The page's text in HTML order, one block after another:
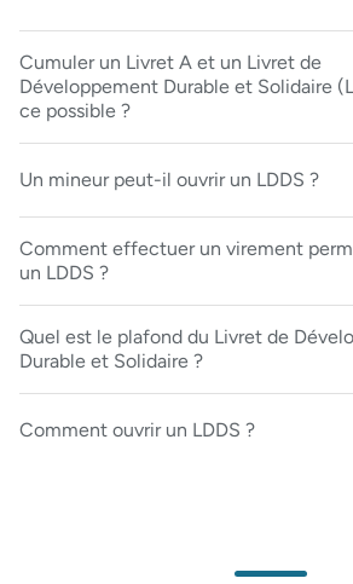
Cumuler un Livret A et un Livret de
Développement Durable et Solidaire
ce possible ?
Un mineur peut-il ouvrir un LDDS ?
Comment effectuer un virement
un LDDS ?
Quel est le plafond du Livret de
Durable et Solidaire ?
Comment ouvrir un LDDS ?